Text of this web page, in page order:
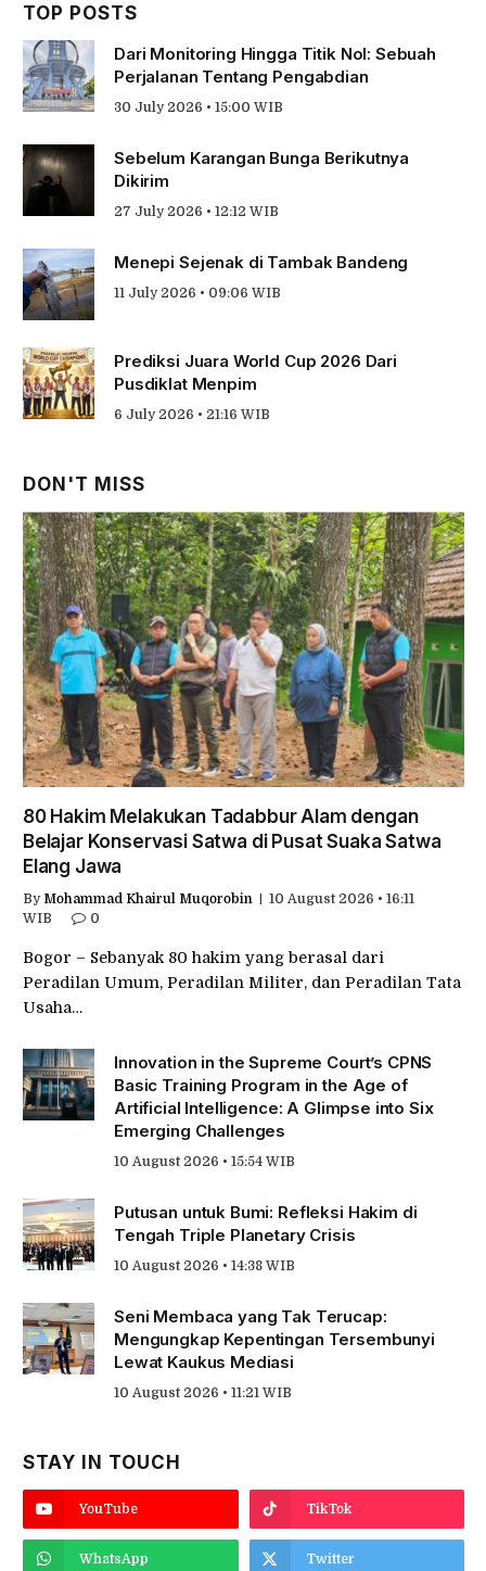
TOP POSTS
Dari Monitoring Hingga Titik Nol: Sebuah
Perjalanan Tentang Pengabdian
30 July 2026 • 15:00 WIB
Sebelum Karangan Bunga Berikutnya
Dikirim
27 July 2026 • 12:12 WIB
Menepi Sejenak di Tambak Bandeng
11 July 2026 • 09:06 WIB
Prediksi Juara World Cup 2026 Dari
Pusdiklat Menpim
6 July 2026 • 21:16 WIB
DON'T MISS
80 Hakim Melakukan Tadabbur Alam dengan
Belajar Konservasi Satwa di Pusat Suaka Satwa
Elang Jawa
By Mohammad Khairul Muqorobin
10 August 2026 • 16:11
WIB
0
Bogor – Sebanyak 80 hakim yang berasal dari
Peradilan Umum, Peradilan Militer, dan Peradilan Tata
Usaha…
Innovation in the Supreme Court’s CPNS
Basic Training Program in the Age of
Artificial Intelligence: A Glimpse into Six
Emerging Challenges
10 August 2026 • 15:54 WIB
Putusan untuk Bumi: Refleksi Hakim di
Tengah Triple Planetary Crisis
10 August 2026 • 14:38 WIB
Seni Membaca yang Tak Terucap:
Mengungkap Kepentingan Tersembunyi
Lewat Kaukus Mediasi
10 August 2026 • 11:21 WIB
STAY IN TOUCH
YouTube TikTok
WhatsApp Twitter